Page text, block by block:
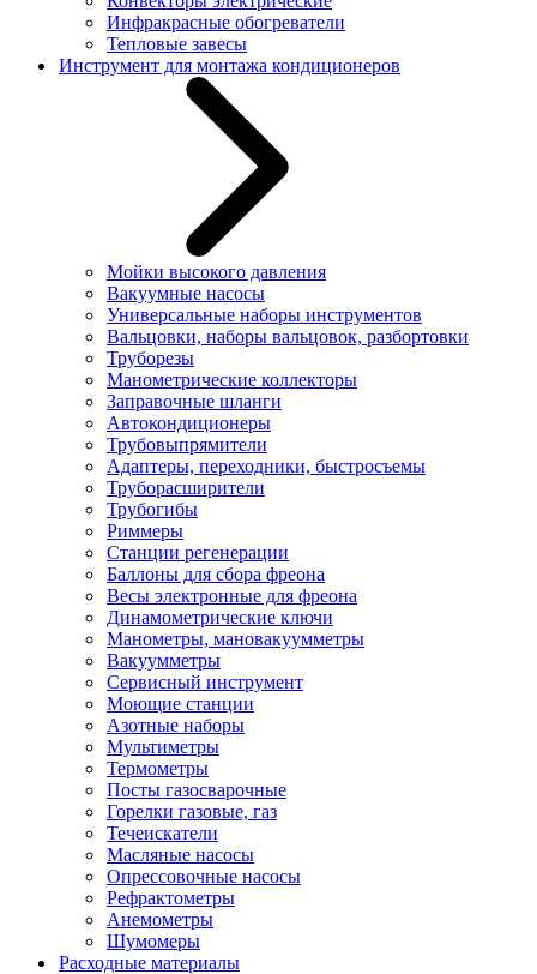
Инфракрасные обогреватели
Тепловые завесы
Инструмент для монтажа кондиционеров
Мойки высокого давления
Вакуумные насосы
Универсальные наборы инструментов
Вальцовки, наборы вальцовок, разбортовки
Труборезы
Манометрические коллекторы
Заправочные шланги
Автокондиционеры
Трубовыпрямители
Адаптеры, переходники, быстросъемы
Труборасширители
Трубогибы
Риммеры
Станции регенерации
Баллоны для сбора фреона
Весы электронные для фреона
Динамометрические ключи
Манометры, мановакуумметры
Вакуумметры
Сервисный инструмент
Моющие станции
Азотные наборы
Мультиметры
Термометры
Посты газосварочные
Горелки газовые, газ
Течеискатели
Масляные насосы
Опрессовочные насосы
Рефрактометры
Анемометры
Шумомеры
Расходные материалы